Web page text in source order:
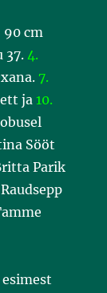
90 cm
37.4.
7.
ja10.
Sööt
Parik